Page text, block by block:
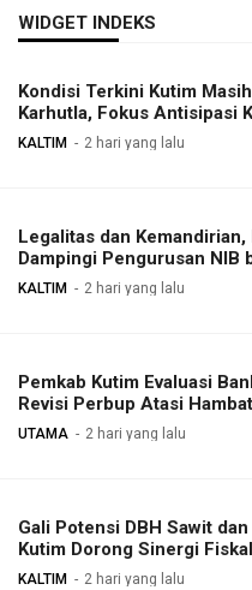
WIDGET INDEKS
Kondisi Terkini Kutim
Karhutla, Fokus Antisipasi
KALTIM 2 hari yang lalu
Legalitas dan Kemandirian,
Dampingi Pengurusan NIB
KALTIM 2 hari yang lalu
Pemkab Kutim Evaluasi
Revisi Perbup Atasi
UTAMA 2 hari yang lalu
Gali Potensi DBH Sawit dan
Kutim Dorong Sinergi Fiskal
KALTIM 2 hari yang lalu